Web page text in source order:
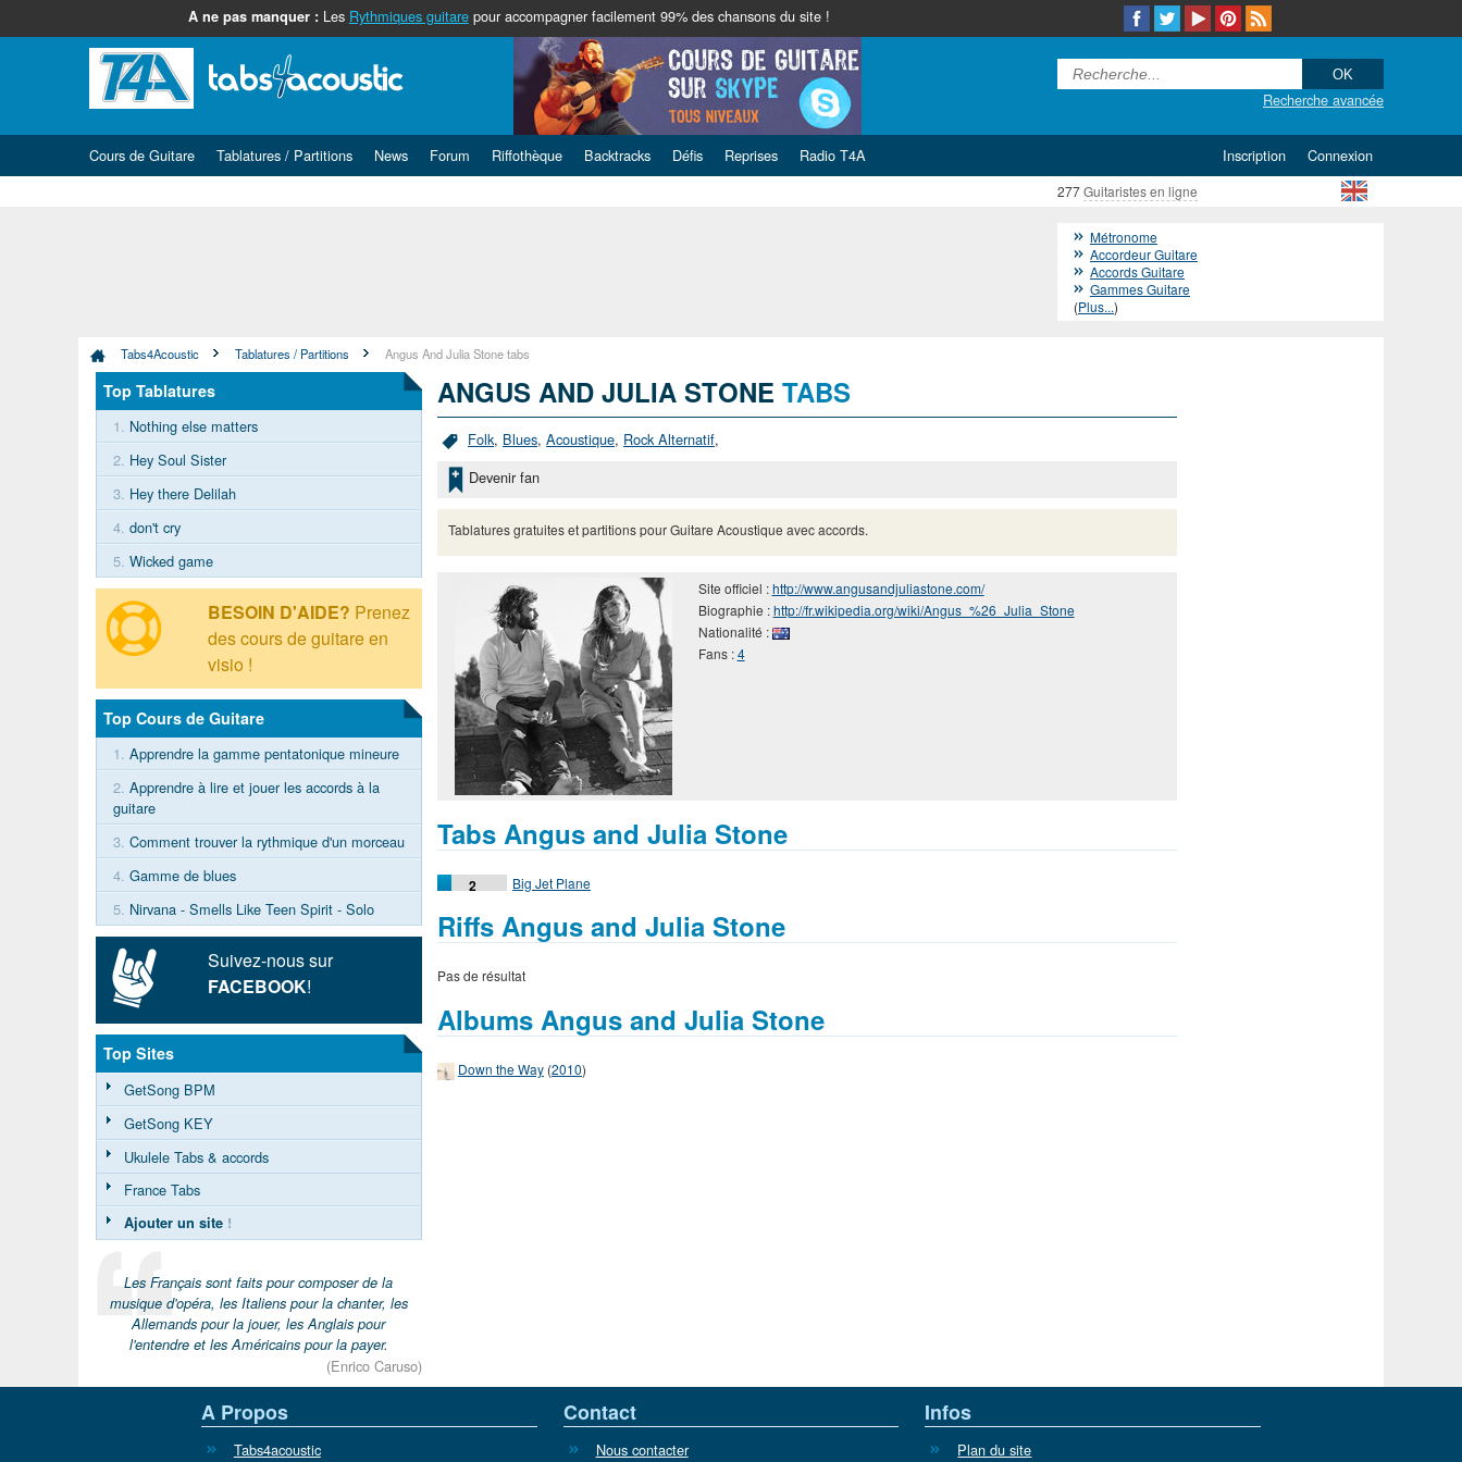
A ne pas manquer : Les Rythmiques guitarepour accompagner facilement 99% des chansons du site !
Recherche avancée
Cours de Guitare Tablatures / Partitions News Forum Riffothèque Backtracks Défis Reprises Radio T4A Connexion
Inscription
277Guitaristes en ligne
Métronome
Accordeur Guitare
Accords Guitare
Gammes Guitare
(Plus...)
Tabs4Acoustic Tablatures / Partitions Angus And Julia Stone tabs
ANGUS AND JULIA STONE TABS
Folk, Blues, Acoustique, Rock Alternatif,
Devenir fan
Tablatures gratuites et partitions pour Guitare Acoustique avec accords.
Site officiel :http://www.angusandjuliastone.com/
Biographie :http://fr.wikipedia.org/wiki/Angus_%26_Julia_Stone
Nationalité :
Fans :4
Tabs Angus and Julia Stone
2 Big Jet Plane
Riffs Angus and Julia Stone
Pas de résultat
Albums Angus and Julia Stone
Down the Way (2010)
Top Tablatures
1. Nothing else matters
2. Hey Soul Sister
3. Hey there Delilah
4. don't cry
5. Wicked game
BESOIN D'AIDE? Prenez
des cours de guitare en
visio !
Top Cours de Guitare
1. Apprendre la gamme pentatonique mineure
2. Apprendre à lire et jouer les accords à la
guitare
3. Comment trouver la rythmique d'un morceau
4. Gamme de blues
5. Nirvana - Smells Like Teen Spirit - Solo
Suivez-nous sur
FACEBOOK!
Top Sites
GetSong BPM
GetSong KEY
Ukulele Tabs & accords
France Tabs
Ajouter un site!
Les Français sont faits pour composer de la
musique d'opéra, les Italiens pour la chanter, les
Allemands pour la jouer, les Anglais pour
l'entendre et les Américains pour la payer.
(Enrico Caruso)
A Propos
Tabs4acoustic
Contact
Nous contacter
Infos
Plan du site